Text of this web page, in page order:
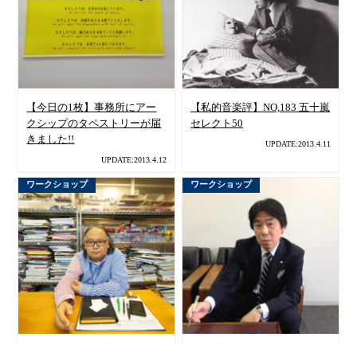
【今日の1枚】事務所にアー
クシップのタペストリーが届
きました!!
UPDATE:2013.4.12
【私的音楽評】NO,183 五十嵐
セレクト50
UPDATE:2013.4.11
ワークショップ ワークショップ